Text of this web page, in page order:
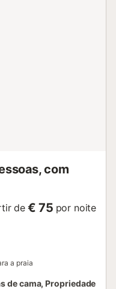
com
de € 75 por noite
a praia
de cama, Propriedade